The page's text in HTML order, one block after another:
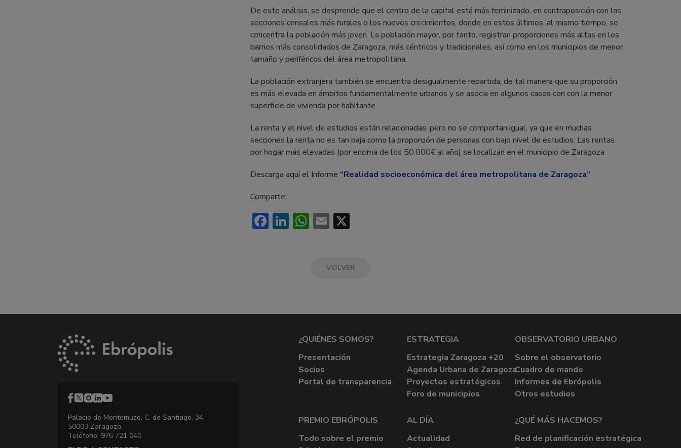
De este análisis, se desprende que el centro de la capital está más feminizado, en contraposición con las
secciones censales más rurales o los nuevos crecimientos, donde en estos últimos, al mismo tiempo, se
concentra la población más joven. La población mayor, por tanto, registran proporciones más altas en los
barrios más consolidados de Zaragoza, más céntricos y tradicionales, así como en los municipios de menor
tamaño y periféricos del área metropolitana.
La población extranjera también se encuentra desigualmente repartida, de tal manera que su proporción
es más elevada en ámbitos fundamentalmente urbanos y se asocia en algunos casos con con la menor
superficie de vivienda por habitante.
La renta y el nivel de estudios están relacionadas, pero no se comportan igual, ya que en muchas
secciones la renta no es tan baja como la proporción de personas con bajo nivel de estudios. Las rentas
por hogar más elevadas (por encima de los 50.000€ al año) se localizan en el municipio de Zaragoza
Descarga aquí el Informe “Realidad socioeconómica del área metropolitana de Zaragoza”
Comparte:
Facebook
LinkedIn
WhatsApp
Email
VOLVER
Palacio de Montemuzo, C. de Santiago, 34,
50003 Zaragoza
Teléfono: 976 721 040
¿QUIÉNES SOMOS?
Presentación
Socios
Portal de transparencia
ESTRATEGIA
Estrategia Zaragoza +20
Agenda Urbana de Zaragoza
Proyectos estratégicos
Foro de municipios
OBSERVATORIO URBANO
Sobre el observatorio
Cuadro de mando
Informes de Ebrópolis
Otros estudios
PREMIO EBRÓPOLIS
Todo sobre el premio
AL DÍA
Actualidad
¿QUÉ MÁS HACEMOS?
Red de planificación estratégica